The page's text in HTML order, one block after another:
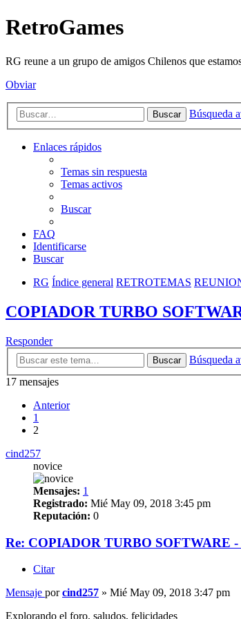
RetroGames
RG reune a un grupo de amigos Chilenos que
Obviar
Buscar Búsqueda
Enlaces rápidos
Temas sin respuesta
Temas activos
Buscar
FAQ
Identificarse
Buscar
RG Índice general RETROTEMAS
COPIADOR TURBO
Responder
Buscar
Búsqueda
17 mensajes
Anterior
1
2
cind257
novice
Mensajes: 1
Registrado: Mié May 09, 2018 3:45 pm
Reputación: 0
Re: COPIADOR TURBO SOFTWARE
Citar
Mensaje porcind257 » Mié May 09, 2018 3:47 pm
Explorando el foro. saludos, felicidades